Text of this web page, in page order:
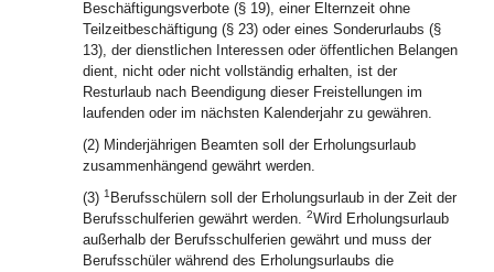
Beschäftigungsverbote (§ 19), einer Elternzeit ohne
Teilzeitbeschäftigung (§ 23) oder eines Sonderurlaubs (§
13), der dienstlichen Interessen oder öffentlichen Belangen
dient, nicht oder nicht vollständig erhalten, ist der
Resturlaub nach Beendigung dieser Freistellungen im
laufenden oder im nächsten Kalenderjahr zu gewähren.
(2) Minderjährigen Beamten soll der Erholungsurlaub
zusammenhängend gewährt werden.
(3) 1 Berufsschülern soll der Erholungsurlaub in der Zeit der
Berufsschulferien gewährt werden. 2Wird Erholungsurlaub
außerhalb der Berufsschulferien gewährt und muss der
Berufsschüler während des Erholungsurlaubs die